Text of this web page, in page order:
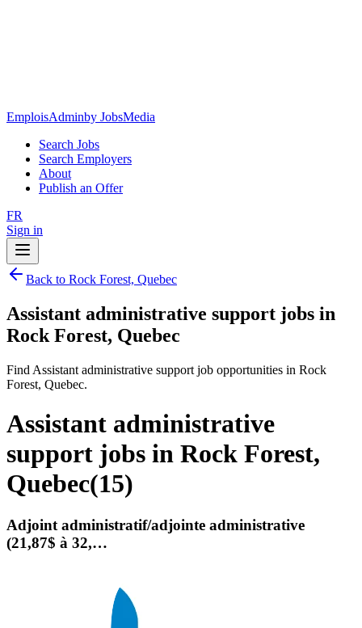
EmploisAdminby JobsMedia
Search Jobs
Search Employers
About
Publish an Offer
FR
Sign in
Back to Rock Forest, Quebec
Assistant administrative support jobs in
Rock Forest, Quebec
Find Assistant administrative support job opportunities in Rock
Forest, Quebec.
Assistant administrative
support jobs in Rock Forest,
Quebec(15)
Adjoint administratif/adjointe administrative
(21,87$ à 32,…